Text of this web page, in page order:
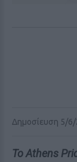
Δημοσίευση 5/
Το Athens